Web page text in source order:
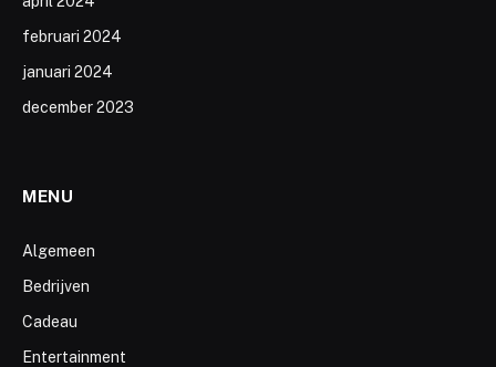
februari 2024
januari 2024
december 2023
MENU
Algemeen
Bedrijven
Cadeau
Entertainment